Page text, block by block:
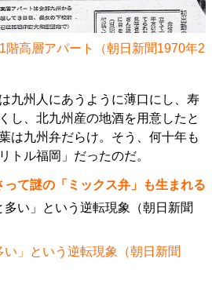
階高層アパート（朝日新聞1970年2
九州人にあうように薄口にし、寿
し、北九州産の地酒を用意したと
は九州弁だらけ。そう、何十年も
トル福岡」だったのだ。
て謎の「ミックス弁」も生まれる
い」という逆転現象（朝日新聞